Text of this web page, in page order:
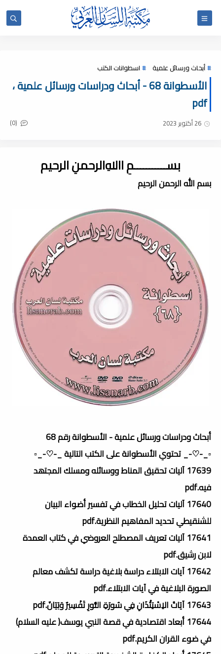
أبحاث ورسائل علمية اسطوانات الكتب
الأسطوانة 68 - أبحاث ودراسات ورسائل علمية ،
pdf
26 أكتوبر 2023 (0)
بســـــــــــمِ اﷲِالرحمنِ الرحيم
بسم الله الرحمن الرحيم
أبحاث ودراسات ورسائل علمية - الأسطوانة رقم 68
▫️_-♡-_ تحتوي الأسطوانة على الكتب التالية _-♡-_▫️
17639 آليات تحقيق المناط ووسائله ومسلك المجتھد
فيه.pdf
17640 آليات تحليل الخطاب في تفسير أضواء البيان
للشنقيطي تحديد المفاهيم النظرية.pdf
17641 آليات تعريف المصطلح العروضي في كتاب العمدة
لابن رشيق.pdf
17642 آيات الابتلاء دراسة بلاغية دراسة تكشف معالم
الصورة البلاغية في آيات الابتلاء.pdf
17643 آيَاتُ الاِسْتِئْذَانِ فِي سُورَةِ النُّورِ تَفْسِيرٌ وَبَيَانٌ.pdf
17644 أبعاد اقتصادية في قصة النبي يوسف( عليه السلام)
في ضوء القران الكريم.pdf